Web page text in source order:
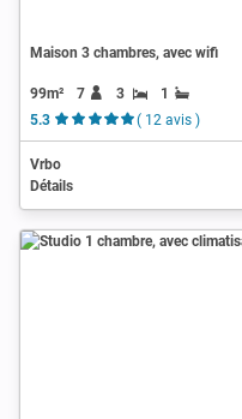
Maison 3 chambres, avec wifi
99m² 7 3
1
5.3
( 12 avis )
Vrbo
Détails